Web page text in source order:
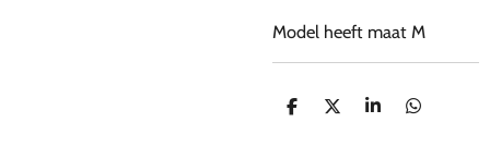
Model heeft maat M
D
D
S
D